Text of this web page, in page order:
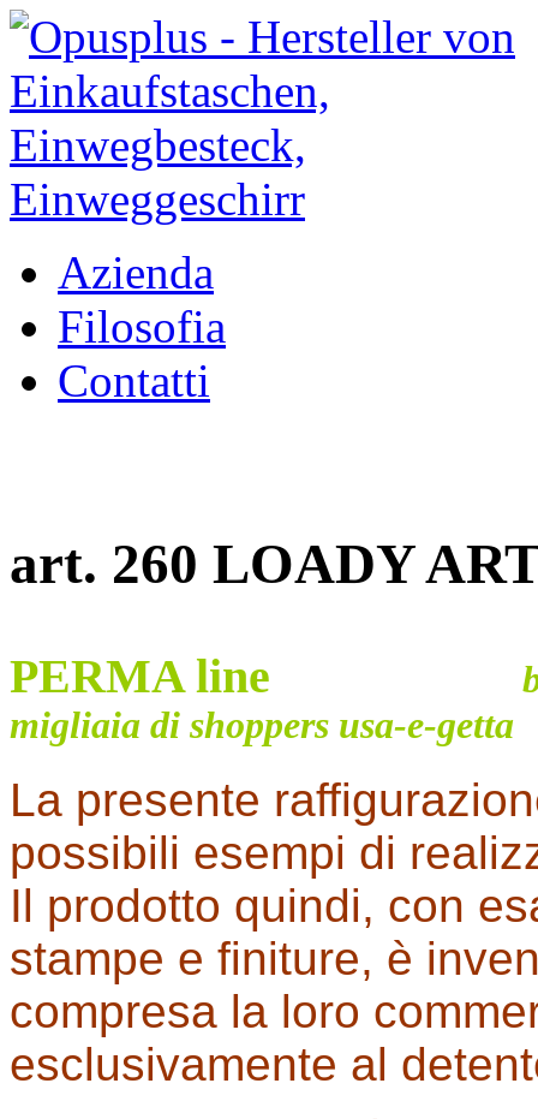
Azienda
Filosofia
Contatti
art. 260 LOADY
PERMA line
migliaia di shoppers usa-e-getta
La presente
possibili esempi di
Il prodotto quindi, con
stampe e finiture, è
compresa la loro
esclusivamente al